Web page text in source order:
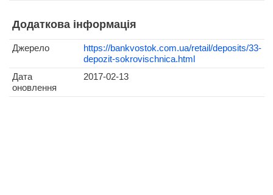
Додаткова інформація
Джерело
https://bankvostok.com.ua/retail/deposits/33-
depozit-sokrovischnica.html
Дата
оновлення
2017-02-13